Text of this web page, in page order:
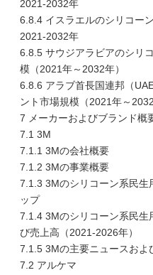
2021-2032年
6.8.4 イスラエルのシリコー
2021-2032年
6.8.5 サウジアラビアのシリ
模（2021年～2032年）
6.8.6 アラブ首長国連邦（
ント市場規模（2021年～2032
7 メーカーおよびブランド概
7.1 3M
7.1.1 3Mの会社概要
7.1.2 3Mの事業概要
7.1.3 3Mのシリコーン系民生
ップ
7.1.4 3Mのシリコーン系民生
び売上高（2021-2026年）
7.1.5 3Mの主要ニュースおよ
7.2 アルケマ